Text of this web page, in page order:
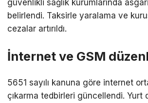
güvenlikli sağlık kurumlarında
belirlendi. Taksirle yaralama ve
cezalar artırıldı.
İnternet ve GSM
5651 sayılı kanuna göre internet
çıkarma tedbirleri güncellendi. Yurt